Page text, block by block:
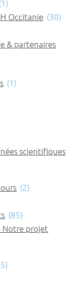
Occitanie (30)
& partenaires
(1)
scientifiques
(2)
(85)
Notre projet